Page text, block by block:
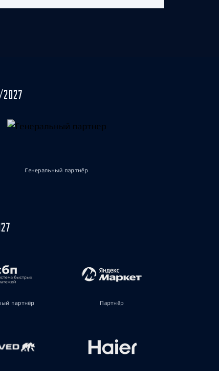
Генеральный партнёр
партнёр Партнёр